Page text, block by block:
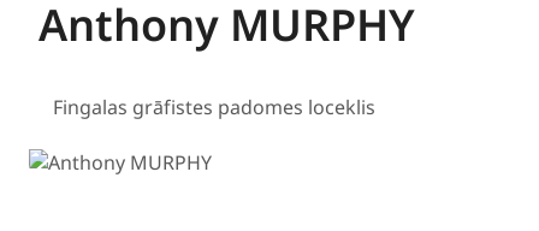
Anthony MURPHY
Īrija
Fingalas grāfistes padomes loceklis